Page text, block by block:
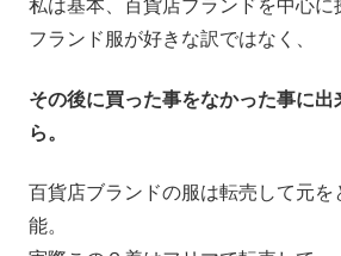
私は基本、百貨店ブランドを中心に
フランド服が好きな訳ではなく、
その後に買った事をなかった事に
ら。
百貨店ブランドの服は転売して元を
能。